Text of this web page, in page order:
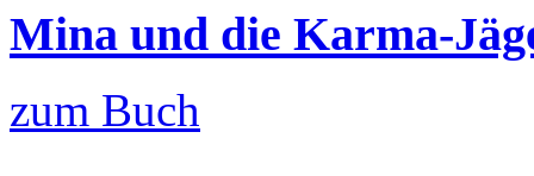
Mina und die Karma-
zum Buch